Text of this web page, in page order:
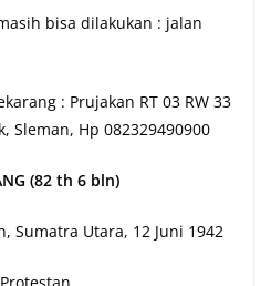
bisa dilakukan : jalan
: Prujakan RT 03 RW 33
Sleman, Hp 082329490900
(82 th 6 bln)
Sumatra Utara, 12 Juni 1942